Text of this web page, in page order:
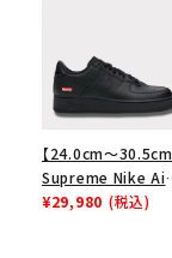
【24.0cm～30.5cm
Supreme Nike Air
Force 1 Low シュプ
¥29,980 (税込)